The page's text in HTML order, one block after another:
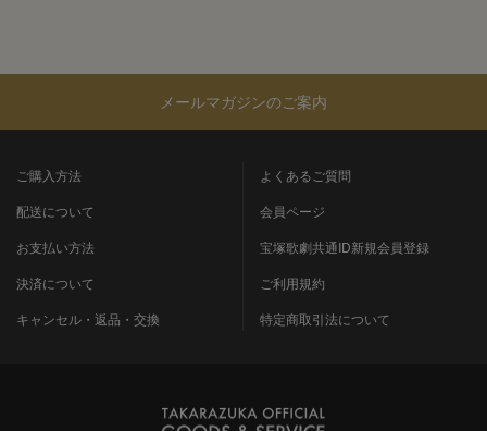
メールマガジンのご案内
ご購入方法
配送について
お支払い方法
決済について
キャンセル・返品・交換
よくあるご質問
会員ページ
宝塚歌劇共通ID新規会員登録
ご利用規約
特定商取引法について